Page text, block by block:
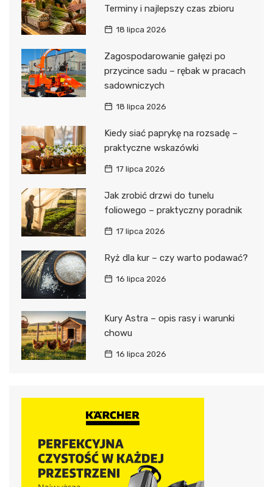
Terminy i najlepszy czas zbioru
18 lipca 2026
Zagospodarowanie gałęzi po
przycince sadu – rębak w pracach
sadowniczych
18 lipca 2026
Kiedy siać paprykę na rozsadę –
praktyczne wskazówki
17 lipca 2026
Jak zrobić drzwi do tunelu
foliowego – praktyczny poradnik
17 lipca 2026
Ryż dla kur – czy warto podawać?
16 lipca 2026
Kury Astra – opis rasy i warunki
chowu
16 lipca 2026